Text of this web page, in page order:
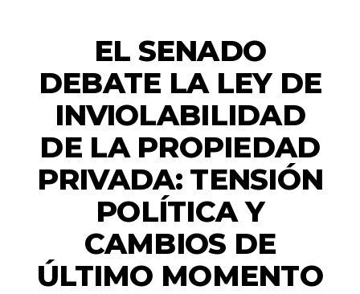
EL SENADO
DEBATE LA LEY DE
INVIOLABILIDAD
DE LA PROPIEDAD
PRIVADA: TENSIÓN
POLÍTICA Y
CAMBIOS DE
ÚLTIMO MOMENTO